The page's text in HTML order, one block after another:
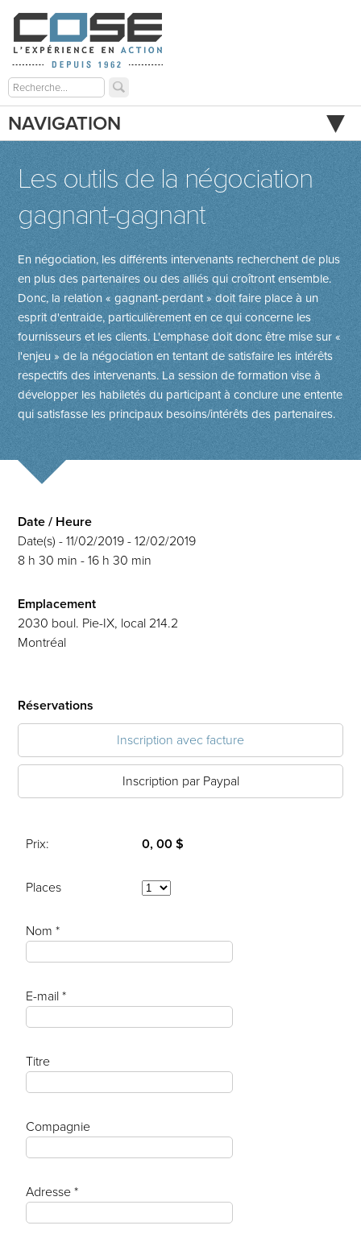
NAVIGATION
Les outils de la négociation
gagnant-gagnant
En négociation, les différents intervenants recherchent de plus
en plus des partenaires ou des alliés qui croîtront ensemble.
Donc, la relation « gagnant-perdant » doit faire place à un
esprit d'entraide, particulièrement en ce qui concerne les
fournisseurs et les clients. L'emphase doit donc être mise sur «
l'enjeu » de la négociation en tentant de satisfaire les intérêts
respectifs des intervenants. La session de formation vise à
développer les habiletés du participant à conclure une entente
qui satisfasse les principaux besoins/intérêts des partenaires.
Date / Heure
Date(s) - 11/02/2019 - 12/02/2019
8 h 30 min - 16 h 30 min
Emplacement
2030 boul. Pie-IX, local 214.2
Montréal
Réservations
Inscription avec facture
Inscription par Paypal
Prix: 0, 00 $
Places
Nom *
E-mail *
Titre
Compagnie
Adresse *